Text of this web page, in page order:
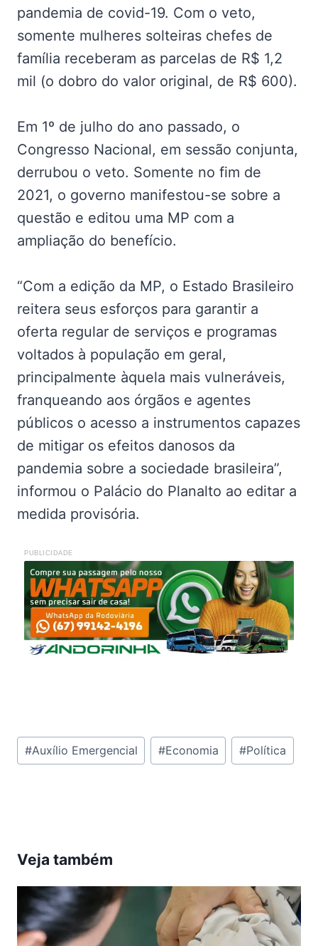
pandemia de covid-19. Com o veto,
somente mulheres solteiras chefes de
família receberam as parcelas de R$ 1,2
mil (o dobro do valor original, de R$ 600).
Em 1º de julho do ano passado, o
Congresso Nacional, em sessão conjunta,
derrubou o veto. Somente no fim de
2021, o governo manifestou-se sobre a
questão e editou uma MP com a
ampliação do benefício.
“Com a edição da MP, o Estado Brasileiro
reitera seus esforços para garantir a
oferta regular de serviços e programas
voltados à população em geral,
principalmente àquela mais vulneráveis,
franqueando aos órgãos e agentes
públicos o acesso a instrumentos capazes
de mitigar os efeitos danosos da
pandemia sobre a sociedade brasileira”,
informou o Palácio do Planalto ao editar a
medida provisória.
PUBLICIDADE
Tags
do
#Auxílio Emergencial #Economia #Política
Veja também